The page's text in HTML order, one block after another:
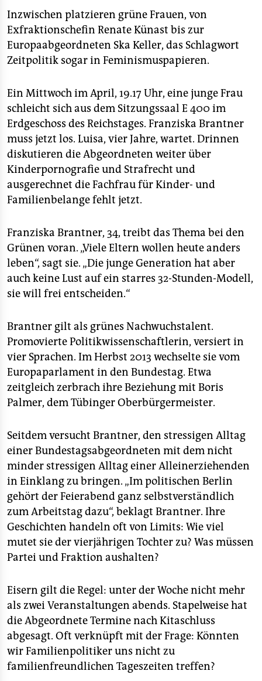
Inzwischen platzieren grüne Frauen, von
Exfraktionschefin Renate Künast bis zur
Europaabgeordneten Ska Keller, das Schlagwort
Zeitpolitik sogar in Feminismuspapieren.
Ein Mittwoch im April, 19.17 Uhr, eine junge Frau
schleicht sich aus dem Sitzungssaal E 400 im
Erdgeschoss des Reichstages. Franziska Brantner
muss jetzt los. Luisa, vier Jahre, wartet. Drinnen
diskutieren die Abgeordneten weiter über
Kinderpornografie und Strafrecht und
ausgerechnet die Fachfrau für Kinder- und
Familienbelange fehlt jetzt.
Franziska Brantner, 34, treibt das Thema bei den
Grünen voran. „Viele Eltern wollen heute anders
leben“, sagt sie. „Die junge Generation hat aber
auch keine Lust auf ein starres 32-Stunden-Modell,
sie will frei entscheiden.“
Brantner gilt als grünes Nachwuchstalent.
Promovierte Politikwissenschaftlerin, versiert in
vier Sprachen. Im Herbst 2013 wechselte sie vom
Europaparlament in den Bundestag. Etwa
zeitgleich zerbrach ihre Beziehung mit Boris
Palmer, dem Tübinger Oberbürgermeister.
Seitdem versucht Brantner, den stressigen Alltag
einer Bundestagsabgeordneten mit dem nicht
minder stressigen Alltag einer Alleinerziehenden
in Einklang zu bringen. „Im politischen Berlin
gehört der Feierabend ganz selbstverständlich
zum Arbeitstag dazu“, beklagt Brantner. Ihre
Geschichten handeln oft von Limits: Wie viel
mutet sie der vierjährigen Tochter zu? Was müssen
Partei und Fraktion aushalten?
Eisern gilt die Regel: unter der Woche nicht mehr
als zwei Veranstaltungen abends. Stapelweise hat
die Abgeordnete Termine nach Kitaschluss
abgesagt. Oft verknüpft mit der Frage: Könnten
wir Familienpolitiker uns nicht zu
familienfreundlichen Tageszeiten treffen?